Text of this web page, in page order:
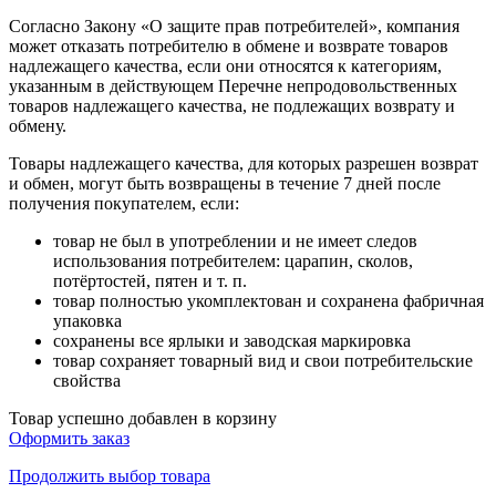
Согласно Закону «О защите прав потребителей», компания
может отказать потребителю в обмене и возврате товаров
надлежащего качества, если они относятся к категориям,
указанным в действующем Перечне непродовольственных
товаров надлежащего качества, не подлежащих возврату и
обмену.
Товары надлежащего качества, для которых разрешен возврат
и обмен, могут быть возвращены в течение 7 дней после
получения покупателем, если:
товар не был в употреблении и не имеет следов
использования потребителем: царапин, сколов,
потёртостей, пятен и т. п.
товар полностью укомплектован и сохранена фабричная
упаковка
сохранены все ярлыки и заводская маркировка
товар сохраняет товарный вид и свои потребительские
свойства
Товар успешно добавлен в корзину
Оформить заказ
Продолжить выбор товара